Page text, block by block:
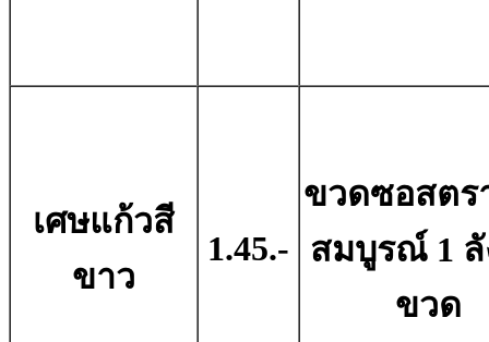
เศษแก้วสี
ขาว
1.45.-
ขวดซอสตร
สมบูรณ์ 1 ลั
ขวด